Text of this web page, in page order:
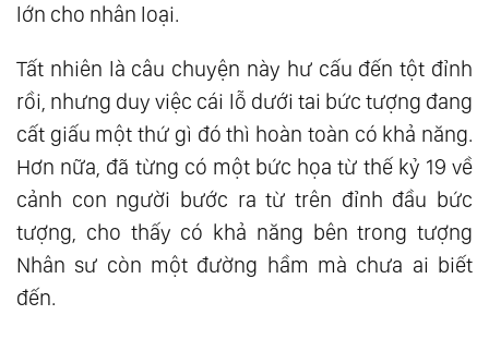
lớn cho nhân loại.
Tất nhiên là câu chuyện này hư cấu đến tột đỉnh
rồi, nhưng duy việc cái lỗ dưới tai bức tượng đang
cất giấu một thứ gì đó thì hoàn toàn có khả năng.
Hơn nữa, đã từng có một bức họa từ thế kỷ 19 về
cảnh con người bước ra từ trên đỉnh đầu bức
tượng, cho thấy có khả năng bên trong tượng
Nhân sư còn một đường hầm mà chưa ai biết
đến.